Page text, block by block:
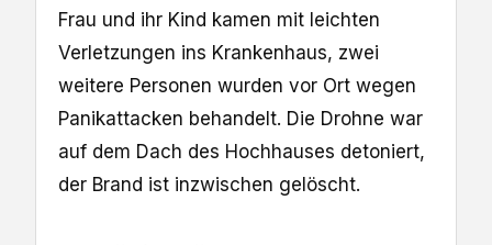
Frau und ihr Kind kamen mit leichten
Verletzungen ins Krankenhaus, zwei
weitere Personen wurden vor Ort wegen
Panikattacken behandelt. Die Drohne war
auf dem Dach des Hochhauses detoniert,
der Brand ist inzwischen gelöscht.